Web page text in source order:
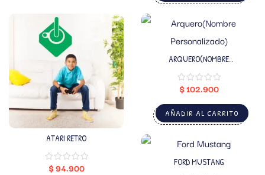
ATARI RETRO
$94.900
ARQUERO(NOMBRE
$102.900
AÑADIR AL CARRITO
FORD MUSTANG